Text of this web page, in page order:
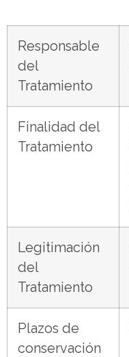
Responsable
del
Tratamiento
Finalidad del
Tratamiento
Legitimación
del
Tratamiento
Plazos de
conservación